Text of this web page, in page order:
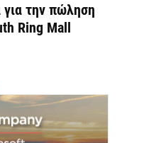
την πώληση
Ring Mall
δημιουργήσει 20.000
εξειδίκευσης τα